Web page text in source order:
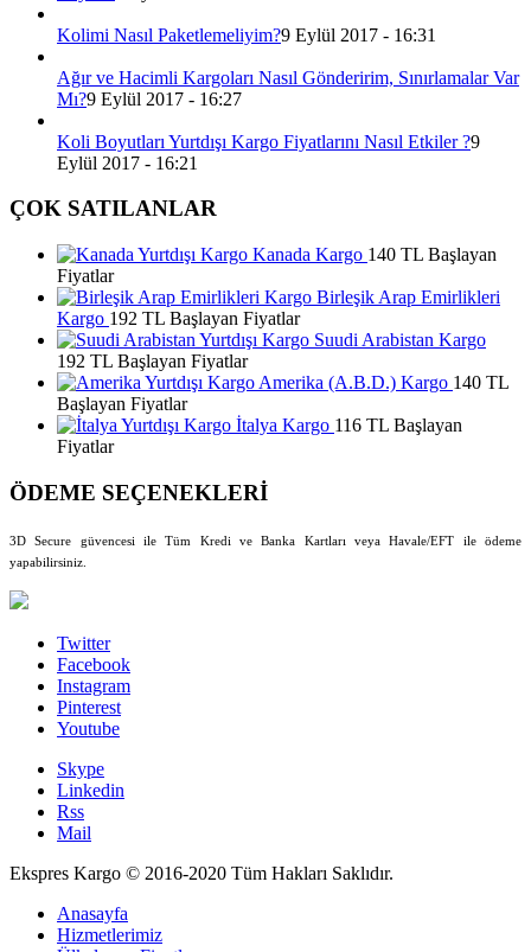
Kolimi Nasıl Paketlemeliyim?9 Eylül 2017 - 16:31
Ağır ve Hacimli Kargoları Nasıl Gönderirim, Sınırlamalar Var
Mı?9 Eylül 2017 - 16:27
Koli Boyutları Yurtdışı Kargo Fiyatlarını Nasıl Etkiler ?9
Eylül 2017 - 16:21
ÇOK SATILANLAR
Kanada Kargo 140 TL Başlayan
Fiyatlar
Birleşik Arap Emirlikleri
Kargo 192 TL Başlayan Fiyatlar
Suudi Arabistan Kargo
192 TL Başlayan Fiyatlar
Amerika (A.B.D.) Kargo 140 TL
Başlayan Fiyatlar
İtalya Kargo 116 TL Başlayan
Fiyatlar
ÖDEME SEÇENEKLERİ
3D Secure güvencesi ile Tüm Kredi ve Banka Kartları veya Havale/EFT ile ödeme
yapabilirsiniz.
Twitter
Facebook
Instagram
Pinterest
Youtube
Skype
Linkedin
Rss
Mail
Ekspres Kargo © 2016-2020 Tüm Hakları Saklıdır.
Anasayfa
Hizmetlerimiz